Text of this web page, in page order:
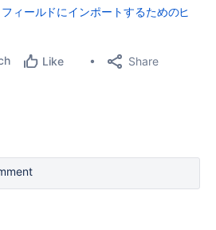
ィールドにインポートするためのヒ
Like Share